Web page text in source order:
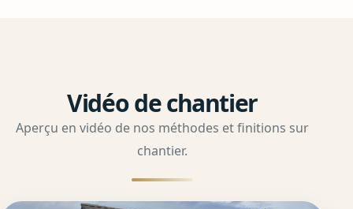
Vidéo de chantier
Aperçu en vidéo de nos méthodes et finitions sur
chantier.